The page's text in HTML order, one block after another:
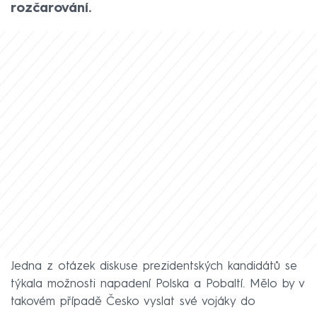
rozčarování.
Jedna z otázek diskuse prezidentských kandidátů se
týkala možnosti napadení Polska a Pobaltí. Mělo by v
takovém případě Česko vyslat své vojáky do